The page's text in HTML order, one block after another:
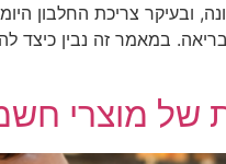
ובעיקר צריכת החלבון
במאמר זה נבין כיצד